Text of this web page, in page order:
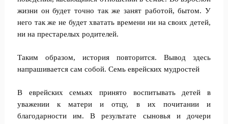
жизни он будет точно так же занят работой, бытом. У
него так же не будет хватать времени ни на своих детей,
ни на престарелых родителей.
Таким образом, история повторится. Вывод здесь
напрашивается сам собой. Семь еврейских мудростей
В еврейских семьях принято воспитывать детей в
уважении к матери и отцу, в их почитании и
благодарности им. В результате сыновья и дочери